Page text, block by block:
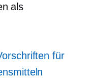
als
für